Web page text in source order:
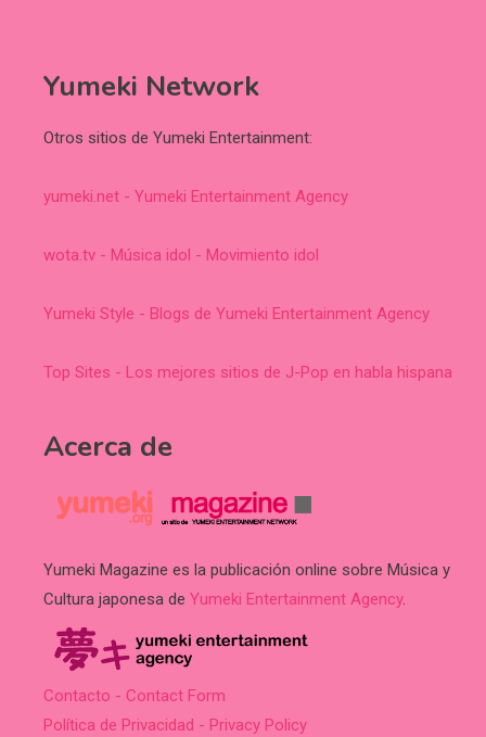
Yumeki Network
Otros sitios de Yumeki Entertainment:
yumeki.net - Yumeki Entertainment Agency
wota.tv - Música idol - Movimiento idol
Yumeki Style - Blogs de Yumeki Entertainment Agency
Top Sites - Los mejores sitios de J-Pop en habla hispana
Acerca de
Yumeki Magazine es la publicación online sobre Música y
Cultura japonesa de Yumeki Entertainment Agency.
Contacto - Contact Form
Política de Privacidad - Privacy Policy